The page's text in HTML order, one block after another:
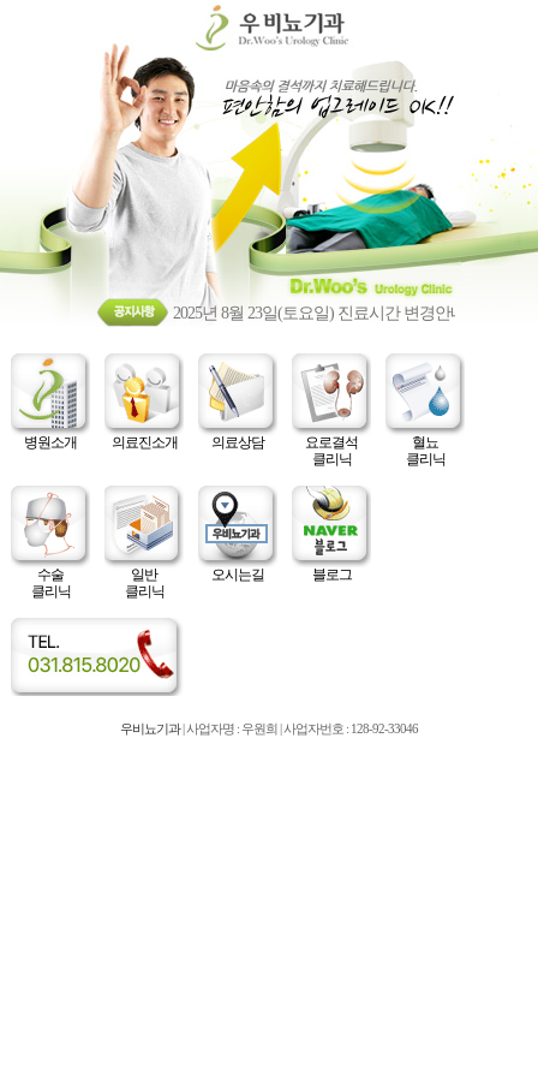
2025년 8월 23일(토요일) 진료시간 변경안내
병원소개 의료진소개 의료상담
요로결석
클리닉
혈뇨
클리닉
수술
클리닉
일반
클리닉
오시는길 블로그
우비뇨기과| 사업자명 : 우원희 | 사업자번호 : 128-92-33046